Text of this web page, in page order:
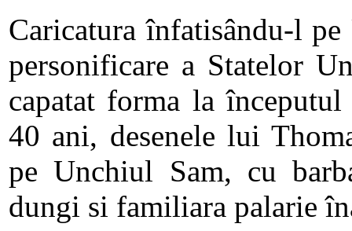
Caricatura înfatisându-l
personificare a Statelor
capatat forma la
40 ani, desenele lui
pe Unchiul Sam, cu
dungi si familiara palarie